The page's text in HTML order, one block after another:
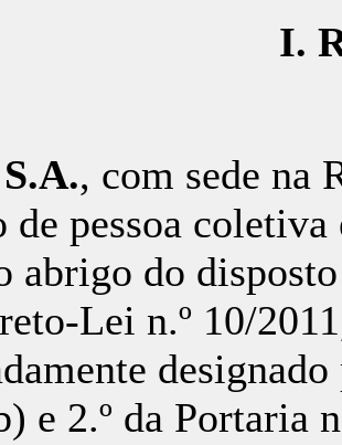
I.
., com sede na
de pessoa
abrigo do
Lei n.º 10/
e 2.º da Portaria